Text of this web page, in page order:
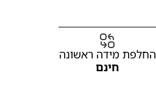
החלפת מידה ראשונה
חינם